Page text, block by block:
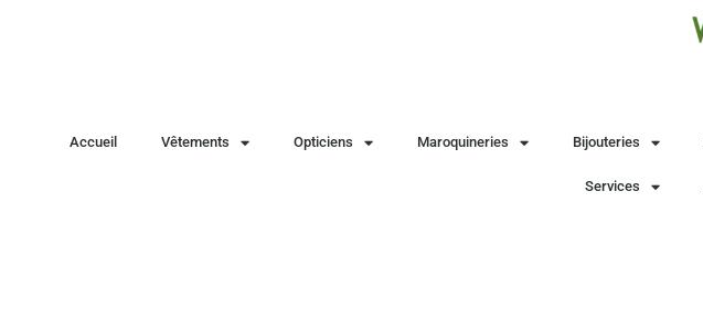
Accueil Vêtements Opticiens Maroquineries Bijouteries
Services